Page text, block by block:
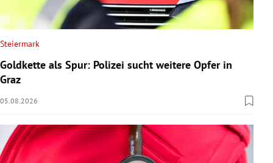
Steiermark
Goldkette als Spur: Polizei sucht weitere Opfer in
Graz
05.08.2026